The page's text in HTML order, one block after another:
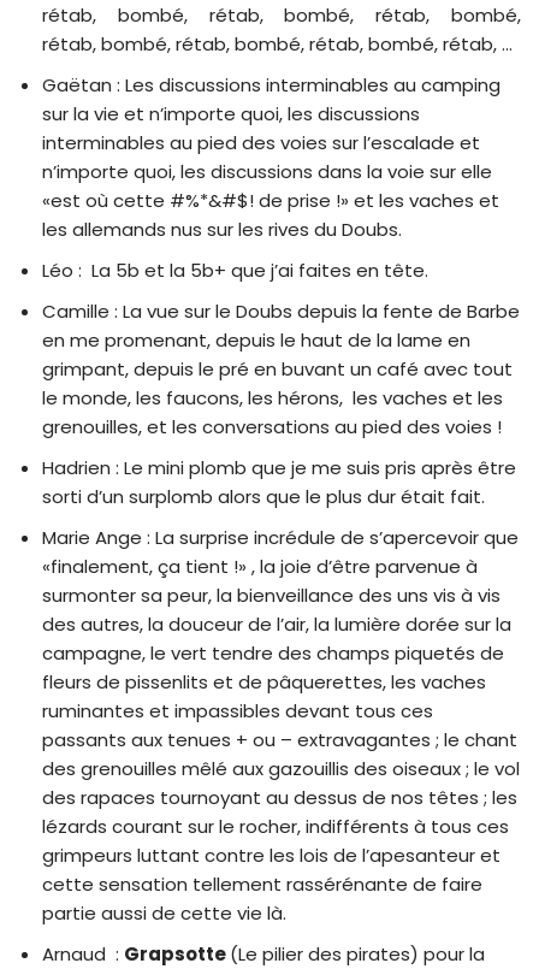
rétab, bombé, rétab, bombé, rétab, bombé,
rétab, bombé, rétab, bombé, rétab, bombé, rétab, …
Gaëtan ‬: Les discussions interminables au camping
sur la vie et n’importe quoi, les discussions
interminables au pied des voies sur l’escalade et
n’importe quoi, les discussions dans la voie sur elle
«est où cette #%*&#$! de prise !» et les vaches et
les allemands nus sur les rives du Doubs.
Léo : La 5b et la 5b+ que j’ai faites en tête.
Camille : La vue sur le Doubs depuis la fente de Barbe
en me promenant, depuis le haut de la lame en
grimpant, depuis le pré en buvant un café avec tout
le monde, les faucons, les hérons, les vaches et les
grenouilles, et les conversations au pied des voies !
Hadrien : Le mini plomb que je me suis pris après être
sorti d’un surplomb alors que le plus dur était fait.
Marie Ange : La surprise incrédule de s’apercevoir que
«finalement, ça tient !» , la joie d’être parvenue à
surmonter sa peur, la bienveillance des uns vis à vis
des autres, la douceur de l’air, la lumière dorée sur la
campagne, le vert tendre des champs piquetés de
fleurs de pissenlits et de pâquerettes, les vaches
ruminantes et impassibles devant tous ces
passants aux tenues + ou – extravagantes ; le chant
des grenouilles mêlé aux gazouillis des oiseaux ; le vol
des rapaces tournoyant au dessus de nos têtes ; les
lézards courant sur le rocher, indifférents à tous ces
grimpeurs luttant contre les lois de l’apesanteur et
cette sensation tellement rassérénante de faire
partie aussi de cette vie là.
Arnaud : Grapsotte(Le pilier des pirates) pour la